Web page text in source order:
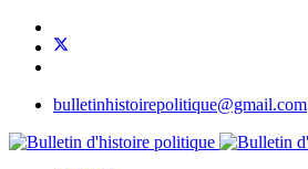
bulletinhistoirepolitique@gmail.com